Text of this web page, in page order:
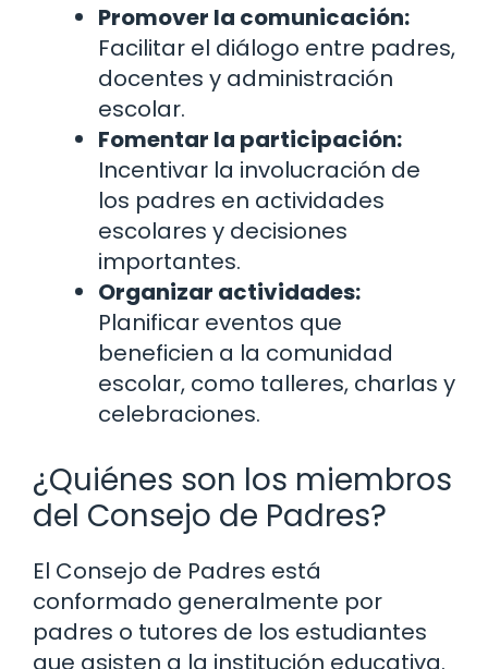
Promover la comunicación:
Facilitar el diálogo entre padres,
docentes y administración
escolar.
Fomentar la participación:
Incentivar la involucración de
los padres en actividades
escolares y decisiones
importantes.
Organizar actividades:
Planificar eventos que
beneficien a la comunidad
escolar, como talleres, charlas y
celebraciones.
¿Quiénes son los miembros
del Consejo de Padres?
El Consejo de Padres está
conformado generalmente por
padres o tutores de los estudiantes
que asisten a la institución educativa.